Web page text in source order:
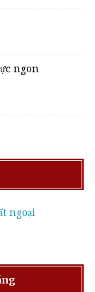
ngon
ngoại